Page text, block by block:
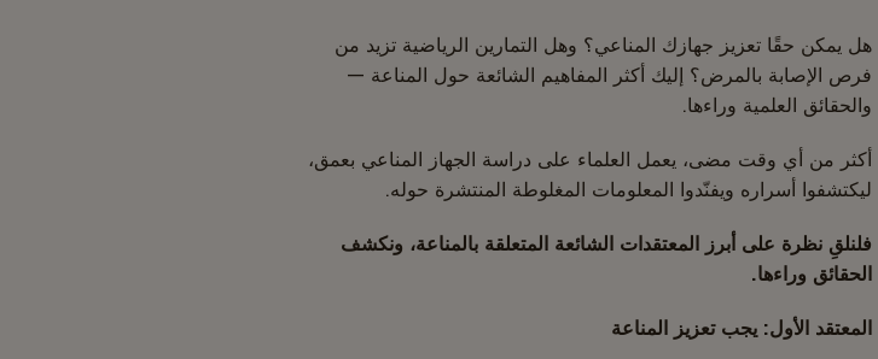
هل يمكن حقًا تعزيز جهازك المناعي؟ وهل التمارين الرياضية تزيد من
فرص الإصابة بالمرض؟ إليك أكثر المفاهيم الشائعة حول المناعة —
والحقائق العلمية وراءها.
أكثر من أي وقت مضى، يعمل العلماء على دراسة الجهاز المناعي بعمق،
ليكتشفوا أسراره ويفنّدوا المعلومات المغلوطة المنتشرة حوله.
فلنلقِ نظرة على أبرز المعتقدات الشائعة المتعلقة بالمناعة، ونكشف
الحقائق وراءها.
المعتقد الأول: يجب تعزيز المناعة